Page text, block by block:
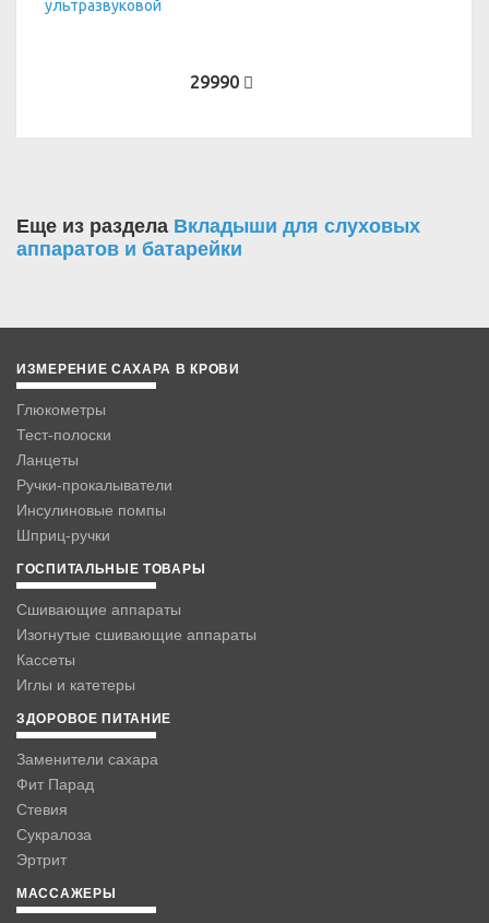
29990
Еще из раздела Вкладыши для слуховых
аппаратов и батарейки
ИЗМЕРЕНИЕ САХАРА В КРОВИ
Глюкометры
Тест-полоски
Ланцеты
Ручки-прокалыватели
Инсулиновые помпы
Шприц-ручки
ГОСПИТАЛЬНЫЕ ТОВАРЫ
Сшивающие аппараты
Изогнутые сшивающие аппараты
Кассеты
Иглы и катетеры
ЗДОРОВОЕ ПИТАНИЕ
Заменители сахара
Фит Парад
Стевия
Сукралоза
Эртрит
МАССАЖЕРЫ